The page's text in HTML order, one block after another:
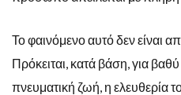
Το φαινόμενο αυτό δεν είναι
Πρόκειται, κατά βάση, για
πνευματική ζωή, η ελευθερία